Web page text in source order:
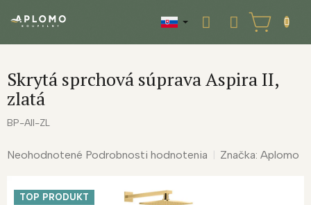
NÁKUPNÝ
KOŠÍK
Skrytá sprchová súprava Aspira II,
zlatá
BP-AII-ZL
Priemerné
Neohodnotené Podrobnosti hodnotenia Značka: Aplomo
TOP PRODUKT